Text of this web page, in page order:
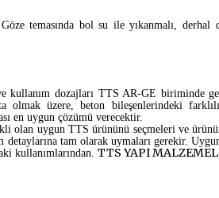
temasında bol su ile yıkanmalı,
dozajları TTS AR-GE biriminde
olmak üzere, beton bileşenlerindeki
en uygun çözümü verecektir.
olan uygun TTS ürününü seçmeleri ve
tam olarak uymaları gerekir.
kullanımlarından. TTS YAPI